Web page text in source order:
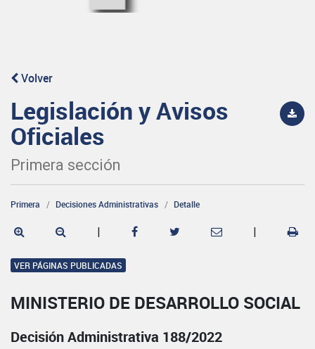
Volver
Legislación y Avisos
Oficiales
Primera sección
Primera Decisiones Administrativas Detalle
| |
VER PÁGINAS PUBLICADAS
MINISTERIO DE DESARROLLO SOCIAL
Decisión Administrativa 188/2022